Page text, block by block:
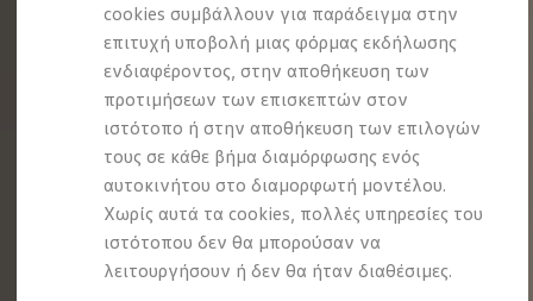
cookies συμβάλλουν για παράδειγμα στην
επιτυχή υποβολή μιας φόρμας εκδήλωσης
ενδιαφέροντος, στην αποθήκευση των
προτιμήσεων των επισκεπτών στον
ιστότοπο ή στην αποθήκευση των επιλογών
τους σε κάθε βήμα διαμόρφωσης ενός
αυτοκινήτου στο διαμορφωτή μοντέλου.
Χωρίς αυτά τα cookies, πολλές υπηρεσίες του
ιστότοπου δεν θα μπορούσαν να
λειτουργήσουν ή δεν θα ήταν διαθέσιμες.
Εύρεση δημόσιων σημείων φόρτισης
ID. Charger
Ενημέρωση ID.
Πλατφόρμα MEB
Μύθοι & Αλήθειες για την ηλεκτροκίνηση
Πού μπορώ να φορτίσω;
Πόσο μακριά μπορώ να φτάσω;
Πώς μπορώ να πληρώσω;
Πώς μπορώ να φορτίσω;
Η αντλία θερμότητας στα ID.
Η λειτουργία ανάκτησης ενέργειας κατά την
Το σύστημα πέδησης στα ID.
Διαθέσιμα νέα και μεταχειρισμένα αυτοκίνητα
Διαθέσιμα νέα αυτοκίνητα